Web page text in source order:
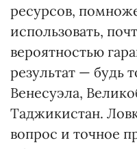
ресурсов,
использовать,
вероятностью
результат — будь
Венесуэла,
Таджикистан.
вопрос и точное